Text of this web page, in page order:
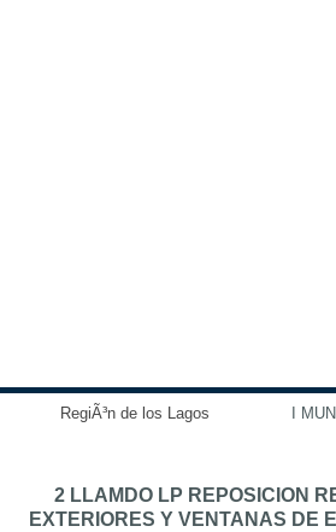
RegiÃ³n de los Lagos
I
2 LLAMDO LP REPOSICION
EXTERIORES Y VENTANAS DE